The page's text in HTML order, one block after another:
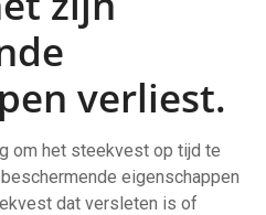
verliest.
om het steekvest op tijd te
eigenschappen
dat versleten is of